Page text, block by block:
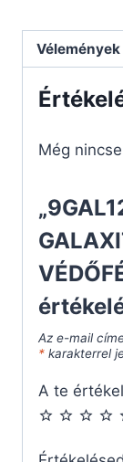
Még
Az e-mail
* karakterrel
A te